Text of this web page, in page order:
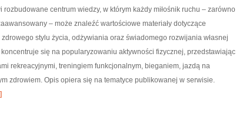
rozbudowane centrum wiedzy, w którym każdy miłośnik ruchu – zarówno
– może znaleźć wartościowe materiały dotyczące
stylu życia, odżywiania oraz świadomego rozwijania własnej
się na popularyzowaniu aktywności fizycznej, przedstawiając
rekreacyjnymi, treningiem funkcjonalnym, bieganiem, jazdą na
zdrowiem. Opis opiera się na tematyce publikowanej w serwisie.